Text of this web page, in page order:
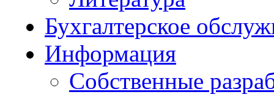
Бухгалтерское
Информация
Собственные